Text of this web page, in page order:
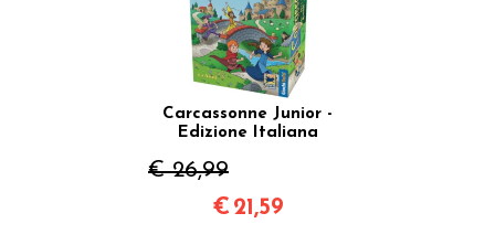
Carcassonne Junior -
Edizione Italiana
€ 26,99
€ 21,59